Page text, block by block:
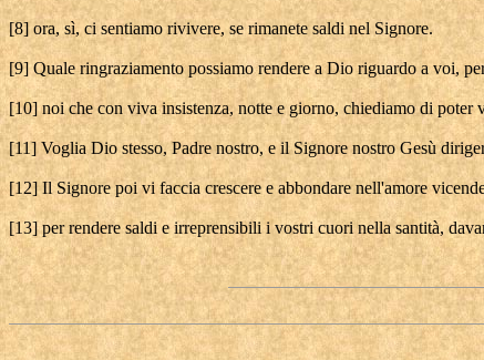
[8] ora, sì, ci sentiamo rivivere, se rimanete saldi nel Signore.
[9] Quale ringraziamento possiamo rendere a Dio riguardo a voi,
[10] noi che con viva insistenza, notte e giorno, chiediamo di poter
[11] Voglia Dio stesso, Padre nostro, e il Signore nostro Gesù
[12] Il Signore poi vi faccia crescere e abbondare nell'amore
[13] per rendere saldi e irreprensibili i vostri cuori nella santità,